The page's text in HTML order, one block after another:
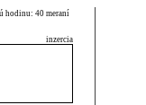
hodinu: 40 meraní
inzercia